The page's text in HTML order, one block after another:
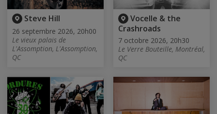
Steve Hill
26 septembre 2026, 20h00
Le vieux palais de
L'Assomption, L'Assomption,
QC
Vocelle & the
Crashroads
7 octobre 2026, 20h30
Le Verre Bouteille, Montréal,
QC